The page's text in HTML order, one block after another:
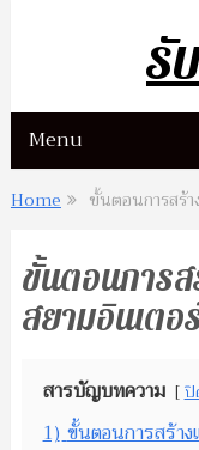
รั
Menu
Home ขั้นตอนการสร้
ขั้นตอนการ
สยามอินเตอ
สารบัญบทความ ปิ
1) ขั้นตอนการสร้า